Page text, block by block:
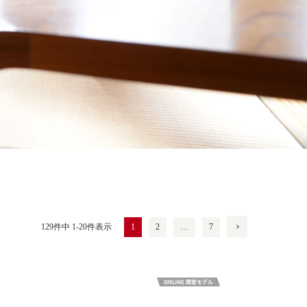
129件中 1-20件表示 1 2 7